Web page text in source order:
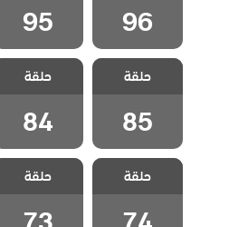
96
95
مسلسل شارع
السلام الحلقة
85
حلقة
85
مسلسل شارع
السلام الحلقة
84
حلقة
84
مسلسل شارع
السلام الحلقة
74
حلقة
مسلسل شارع
السلام الحلقة
73
حلقة